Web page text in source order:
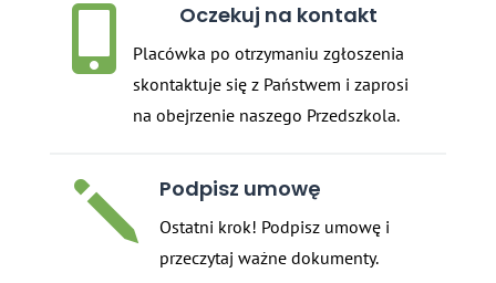
 Oczekuj na kontakt
Placówka po otrzymaniu zgłoszenia
skontaktuje się z Państwem i zaprosi
na obejrzenie naszego Przedszkola.
j Podpisz umowę
Ostatni krok! Podpisz umowę i
przeczytaj ważne dokumenty.